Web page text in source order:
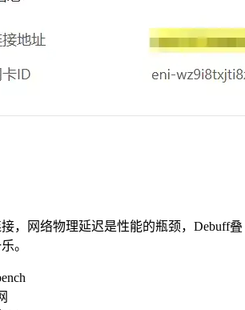
，网络物理延迟是性能的瓶颈，Debuff叠
。